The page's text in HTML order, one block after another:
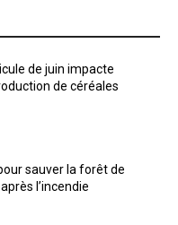
de juin impacte
de céréales
sauver la forêt de
l’incendie